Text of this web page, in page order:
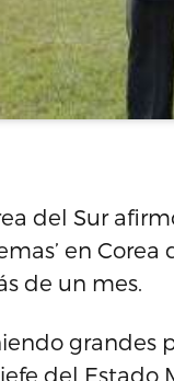
del Sur
en
de un mes.
grandes
del Estado